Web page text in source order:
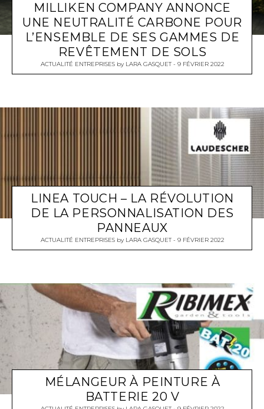
MILLIKEN COMPANY ANNONCE
UNE NEUTRALITÉ CARBONE POUR
L’ENSEMBLE DE SES GAMMES DE
REVÊTEMENT DE SOLS
ACTUALITÉ ENTREPRISESby LARA GASQUET 9 FÉVRIER 2022
LINEA TOUCH – LA RÉVOLUTION
DE LA PERSONNALISATION DES
PANNEAUX
ACTUALITÉ ENTREPRISESby LARA GASQUET 9 FÉVRIER 2022
MÉLANGEUR À PEINTURE À
BATTERIE 20 V